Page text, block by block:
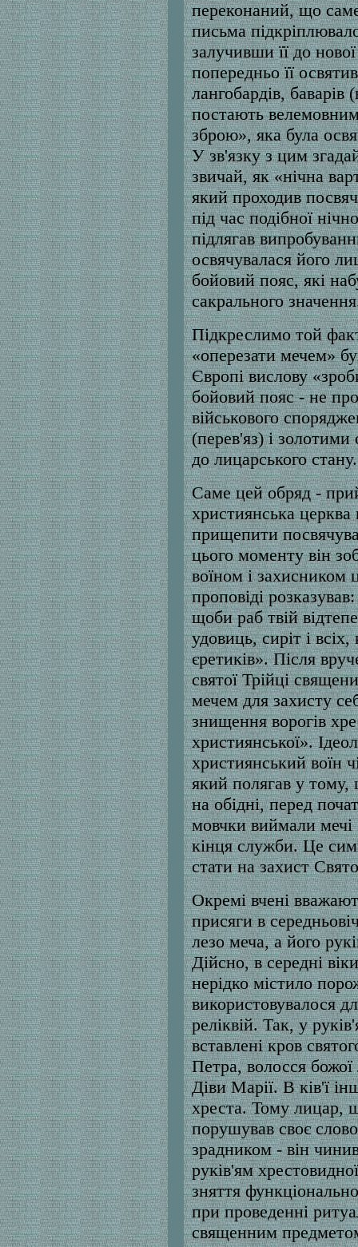
переконаний, що
письма
залучивши її до
попередньо її
лангобардів,
постають
зброю», яка була
У зв'язку з цим
звичай, як «нічна
який проходив
під час подібної
підлягав
освячувалася його
бойовий пояс, які
сакрального
Підкреслимо той
«оперезати мечем»
Європі вислову
бойовий пояс - не
військового
(перев'яз) і
до лицарського стану.
Саме цей обряд -
християнська церква
прищепити
цього моменту він
воїном і захисником
проповіді
щоби раб твій
удовиць, сиріт і
єретиків». Після
святої Трійці
мечем для захисту
знищення ворогів
християнської».
християнський воїн
який полягав у тому,
на обідні, перед
мовчки виймали мечі
кінця служби. Це
стати на захист
Окремі вчені
присяги в
лезо меча, а його
Дійсно, в середні
нерідко містило
використовувалося
реліквій. Так, у
вставлені кров
Петра, волосся
Діви Марії. В ків'ї
хреста. Тому лицар,
порушував своє
зрадником - він
руків'ям
зняття
при проведенні
священним